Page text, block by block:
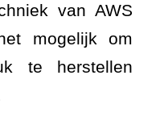
van AWS
mogelijk om
te herstellen